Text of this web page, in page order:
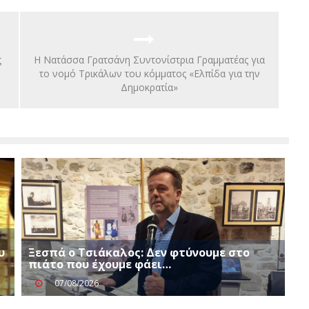
Η Νατάσσα Γρατσάνη Συντονίστρια Γραμματέας για
το νομό Τρικάλων του κόμματος «Ελπίδα για την
Δημοκρατία»
Ξεσπά ο Τσιάκαλος: Δεν φτύνουμε στο
πιάτο που έχουμε φάει…
07/08/2026